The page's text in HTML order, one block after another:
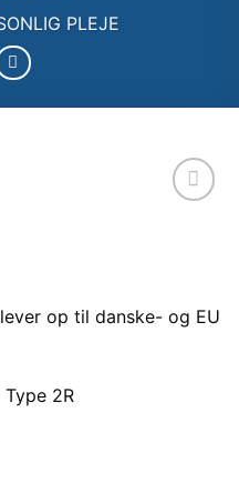
PLEJE
op til danske- og EU
2R